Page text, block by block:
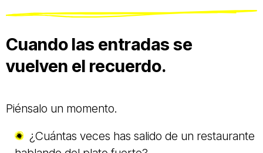
Cuando las entradas se
vuelven el recuerdo.
Piénsalo un momento.
¿Cuántas veces has salido de un restaurante